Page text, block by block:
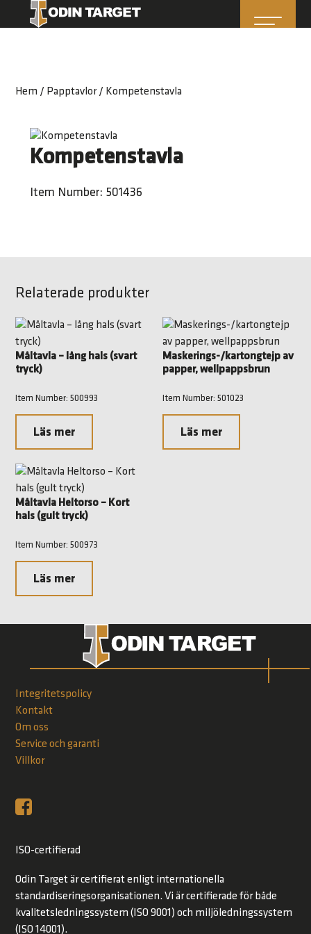
Hem / Papptavlor/ Kompetenstavla
Kompetenstavla
Item Number: 501436
Relaterade produkter
Måltavla – lång hals (svart
tryck)
Item Number: 500993
Läs mer
Maskerings-/kartongtejp av
papper, wellpappsbrun
Item Number: 501023
Läs mer
Måltavla Heltorso – Kort
hals (gult tryck)
Item Number: 500973
Läs mer
Integritetspolicy
Kontakt
Om oss
Service och garanti
Villkor
ISO-certifierad
Odin Target är certifierat enligt internationella
standardiseringsorganisationen. Vi är certifierade för både
kvalitetsledningssystem (ISO 9001) och miljöledningssystem
(ISO 14001).